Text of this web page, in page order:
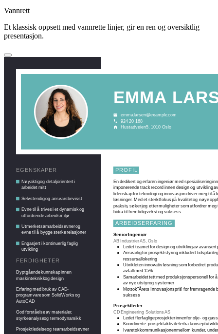
Vannrett
Et klassisk oppsett med vannrette linjer, gir en ren og oversiktlig
presentasjon.